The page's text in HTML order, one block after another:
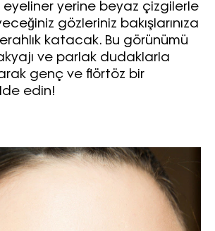
E-Bülten
neler oluyor? Yeni
çıkan koleksiyonlar, en
ünlülerden güzelllik
eyeliner yerine beyaz çizgilerle
gözleriniz bakışlarınıza
katacak. Bu görünümü
ve parlak dudaklarla
genç ve flörtöz bir
edin!